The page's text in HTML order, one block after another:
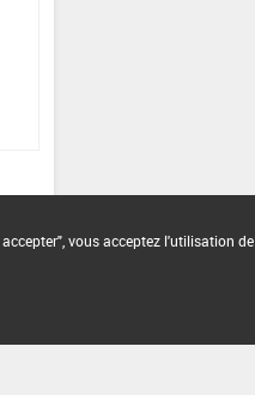
vous acceptez l'utilisation